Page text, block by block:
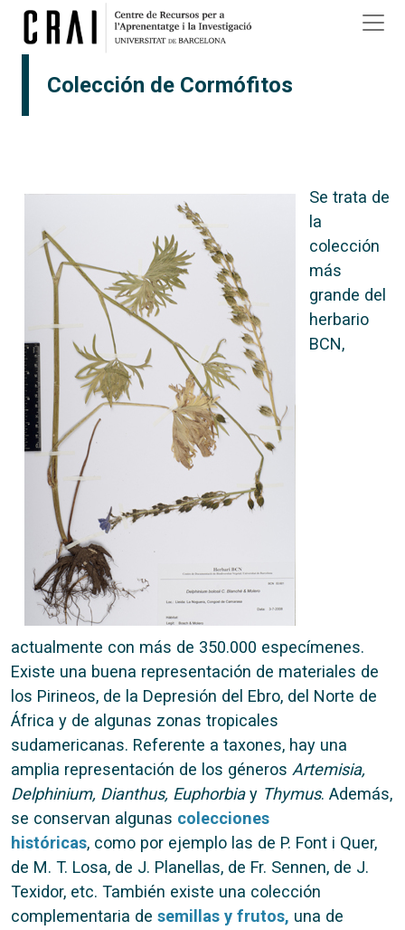
Pasar al contenido principal
Colección de Cormófitos
Se trata de
la
colección
más
grande del
herbario
BCN,
actualmente con más de 350.000 especímenes.
Existe una buena representación de materiales de
los Pirineos, de la Depresión del Ebro, del Norte de
África y de algunas zonas tropicales
sudamericanas. Referente a taxones, hay una
amplia representación de los géneros Artemisia,
Delphinium, Dianthus, Euphorbiay Thymus. Además,
se conservan algunas colecciones
históricas, como por ejemplo las de P. Font i Quer,
de M. T. Losa, de J. Planellas, de Fr. Sennen, de J.
Texidor, etc. También existe una colección
complementaria de semillas y frutos, una de